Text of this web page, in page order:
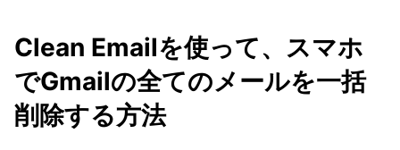
Clean Emailを使って、スマホ
でGmailの全てのメールを一括
削除する方法